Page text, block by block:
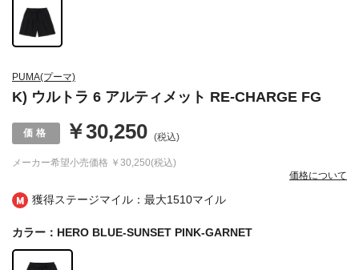
獲得ステージマイル：最大1510マイル
PUMA(プーマ)
K) ウルトラ 6 アルティメット RE-CHARGE FG
メーカー希望小売価格 ￥30,250(税込)
￥30,250 (税込)
価格について
カラー：HERO BLUE-SUNSET PINK-GARNET